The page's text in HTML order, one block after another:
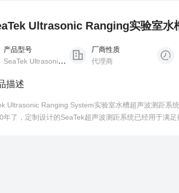
Ultrasonic Ranging实验室水
产品型号
SeaTek Ultrasonic Ranging
厂商性质
代理商
描述
Ultrasonic Ranging System实验室水槽超声波测距系
年了，定制设计的SeaTek超声波测距系统已经用于满足